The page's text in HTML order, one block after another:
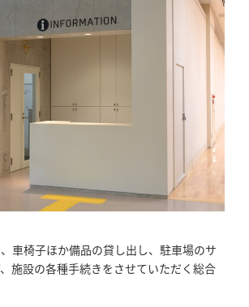
車椅子ほか備品の貸し出し、駐車場のサ
施設の各種手続きをさせていただく総合